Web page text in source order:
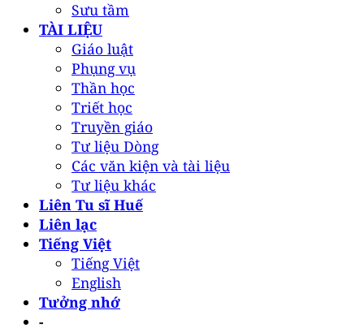
Sưu tầm
TÀI LIỆU
Giáo luật
Phụng vụ
Thần học
Triết học
Truyền giáo
Tư liệu Dòng
Các văn kiện và tài liệu
Tư liệu khác
Liên Tu sĩ Huế
Liên lạc
Tiếng Việt
Tiếng Việt
English
Tưởng nhớ
-